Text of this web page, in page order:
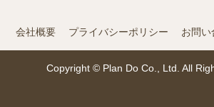
会社概要 プライバシーポリシー お問い
Copyright © Plan Do Co., Ltd. All